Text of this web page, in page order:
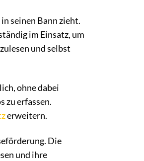
seinen Bann zieht.
im Einsatz, um
und selbst
ohne dabei
zu erfassen.
erweitern.
Die
und ihre